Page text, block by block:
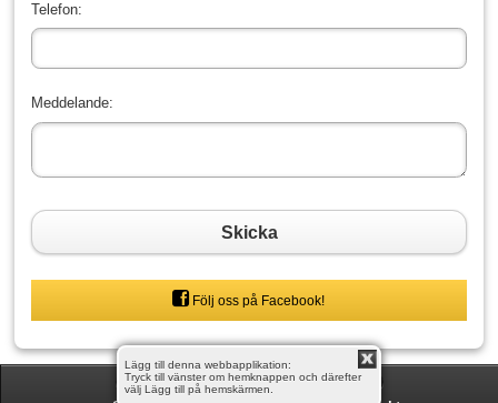
Telefon:
Meddelande:
Skicka
Följ oss på Facebook!
Lägg till denna webbapplikation:
Tryck till vänster om hemknappen och därefter
välj Lägg till på hemskärmen.